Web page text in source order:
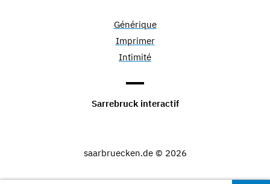
Générique
Imprimer
Intimité
Sarrebruck interactif
saarbruecken.de © 2026